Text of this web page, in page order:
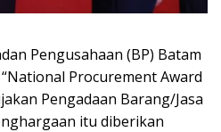
Pengusahaan (BP) Batam
Procurement Award
Pengadaan Barang/Jasa
itu diberikan